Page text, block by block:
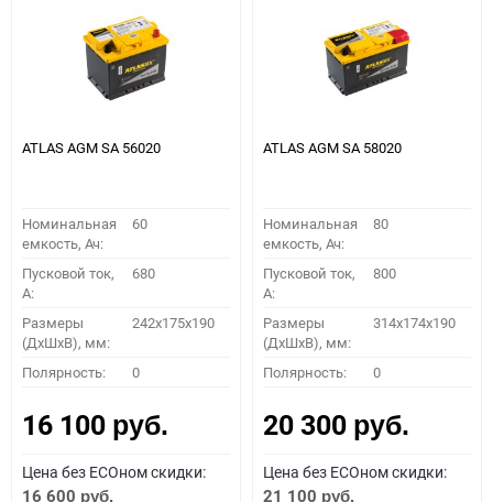
ATLAS AGM SA 56020
Номинальная
емкость, Ач:
60
Пусковой ток,
A:
680
Размеры
(ДхШхВ), мм:
242x175x190
Полярность: 0
16 100 руб.
Цена без ECOном скидки:
16 600 руб.
ATLAS AGM SA 58020
Номинальная
емкость, Ач:
80
Пусковой ток,
A:
800
Размеры
(ДхШхВ), мм:
314x174x190
Полярность: 0
20 300 руб.
Цена без ECOном скидки:
21 100 руб.